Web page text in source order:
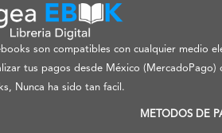
son compatibles con cualquier medio
tus pagos desde México
Nunca ha sido tan facil.
METODOS DE